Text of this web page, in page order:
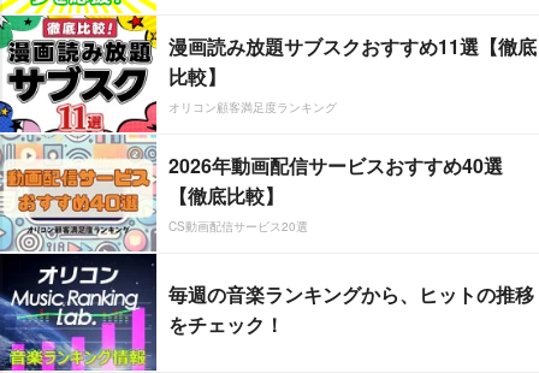
漫画読み放題サブスクおすすめ11選【徹底
比較】
オリコン顧客満足度ランキング
2026年動画配信サービスおすすめ40選
【徹底比較】
CS動画配信サービス20選
毎週の音楽ランキングから、ヒットの推移
をチェック！